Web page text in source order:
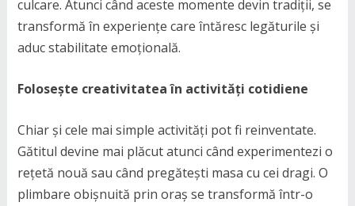
culcare. Atunci când aceste momente devin tradiții, se
transformă în experiențe care întăresc legăturile și
aduc stabilitate emoțională.
Folosește creativitatea în activități cotidiene
Chiar și cele mai simple activități pot fi reinventate.
Gătitul devine mai plăcut atunci când experimentezi o
rețetă nouă sau când pregătești masa cu cei dragi. O
plimbare obișnuită prin oraș se transformă într-o